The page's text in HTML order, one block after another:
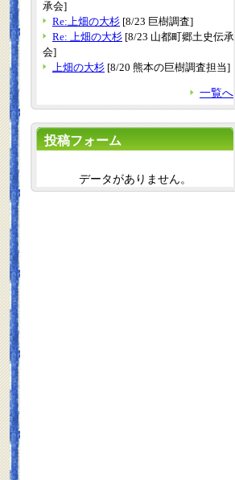
承会]
Re:上畑の大杉 [8/23 巨樹調査]
Re: 上畑の大杉 [8/23 山都町郷土史伝承
会]
上畑の大杉 [8/20 熊本の巨樹調査担当]
一覧へ
投稿フォーム
データがありません。